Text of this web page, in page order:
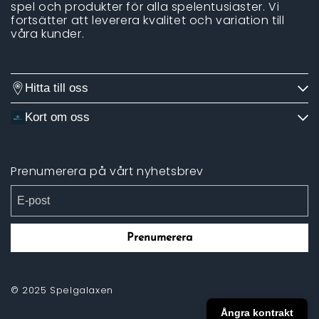
spel och produkter för alla spelentusiaster. Vi
fortsätter att leverera kvalitet och variation till
våra kunder.
Hitta till oss
Kort om oss
Prenumerera på vårt nyhetsbrev
Prenumerera
© 2025 Spelgalaxen
Ångra kontrakt